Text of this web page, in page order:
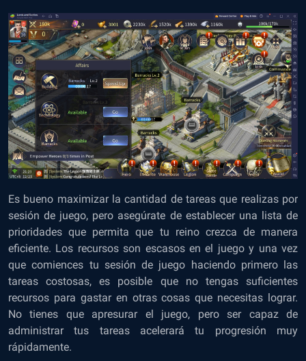
Es bueno maximizar la cantidad de tareas que realizas por
sesión de juego, pero asegúrate de establecer una lista de
prioridades que permita que tu reino crezca de manera
eficiente. Los recursos son escasos en el juego y una vez
que comiences tu sesión de juego haciendo primero las
tareas costosas, es posible que no tengas suficientes
recursos para gastar en otras cosas que necesitas lograr.
No tienes que apresurar el juego, pero ser capaz de
administrar tus tareas acelerará tu progresión muy
rápidamente.